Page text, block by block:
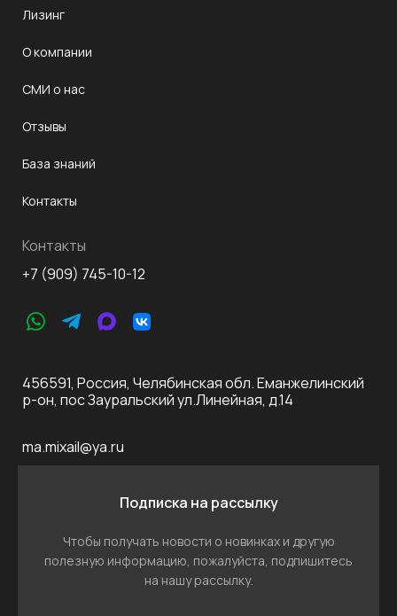
Лизинг
О компании
СМИ о нас
Отзывы
База знаний
Контакты
Контакты
+7 (909) 745-10-12
456591, Россия, Челябинская обл. Еманжелинский
р-он, пос Зауральский ул.Линейная, д.14
ma.mixail@ya.ru
Подписка на рассылку
Чтобы получать новости о новинках и другую
полезную информацию, пожалуйста, подпишитесь
на нашу рассылку.